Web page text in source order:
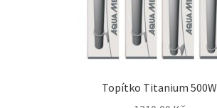
Topítko Titanium 500W